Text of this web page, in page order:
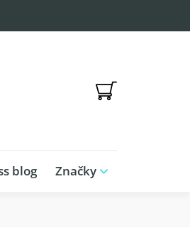
NÁKUPNÍ
blog Značky